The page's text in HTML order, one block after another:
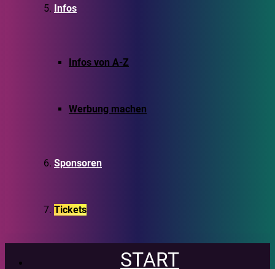
Infos
Infos von A-Z
Werbung machen
Sponsoren
Tickets
START